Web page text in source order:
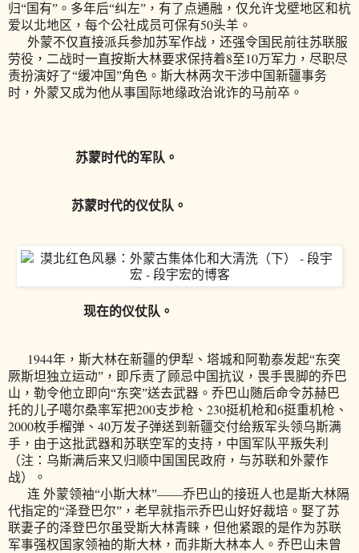
归“国有”。多年后“纠左”，有了点通融，仅允许戈壁地区和杭
爱以北地区，每个公社成员可保有50头羊。
外蒙不仅直接派兵参加苏军作战，还强令国民前往苏联服
劳役，二战时一直按斯大林要求保持着8至10万军力，尽职尽
责扮演好了“缓冲国”角色。斯大林两次干涉中国新疆事务
时，外蒙又成为他从事国际地缘政治讹诈的马前卒。
苏蒙时代的军队。
苏蒙时代的仪仗队。
现在的仪仗队。
1944年，斯大林在新疆的伊犁、塔城和阿勒泰发起“东突
厥斯坦独立运动”，即斥责了顾忌中国抗议，畏手畏脚的乔巴
山，勒令他立即向“东突”送去武器。乔巴山随后命令苏赫巴
托的儿子噶尔桑率军把200支步枪、 230挺机枪和6挺重机枪、
2000枚手榴弹、 40万发子弹送到新疆交付给叛军头领乌斯满
手，由于这批武器和苏联空军的支持，中国军队平叛失利
（注：乌斯满后来又归顺中国国民政府，与苏联和外蒙作
战）。
连 外蒙领袖“小斯大林”——乔巴山的接班人也是斯大林隔
代指定的“泽登巴尔”，老早就指示乔巴山好好裁培。娶了苏
联妻子的泽登巴尔虽受斯大林青睐，但他紧跟的是作为苏联
军事强权国家领袖的斯大林，而非斯大林本人。乔巴山未曾